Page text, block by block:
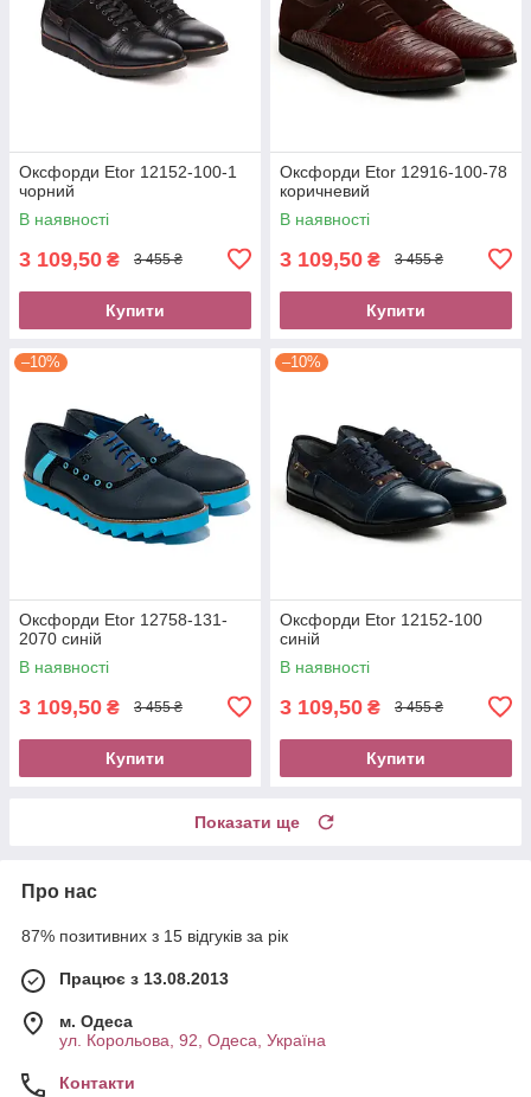
Оксфорди Etor 12152-100-1
чорний
В наявності
3 109,50 ₴ 3 455 ₴
Купити
Оксфорди Etor 12916-100-78
коричневий
В наявності
3 109,50 ₴ 3 455 ₴
Купити
–10%
Оксфорди Etor 12758-131-
2070 синій
В наявності
3 109,50 ₴ 3 455 ₴
Купити
–10%
Оксфорди Etor 12152-100
синій
В наявності
3 109,50 ₴ 3 455 ₴
Купити
Показати ще
Про нас
87% позитивних з 15 відгуків за рік
Працює з 13.08.2013
м. Одеса
ул. Корольова, 92, Одеса, Україна
Контакти